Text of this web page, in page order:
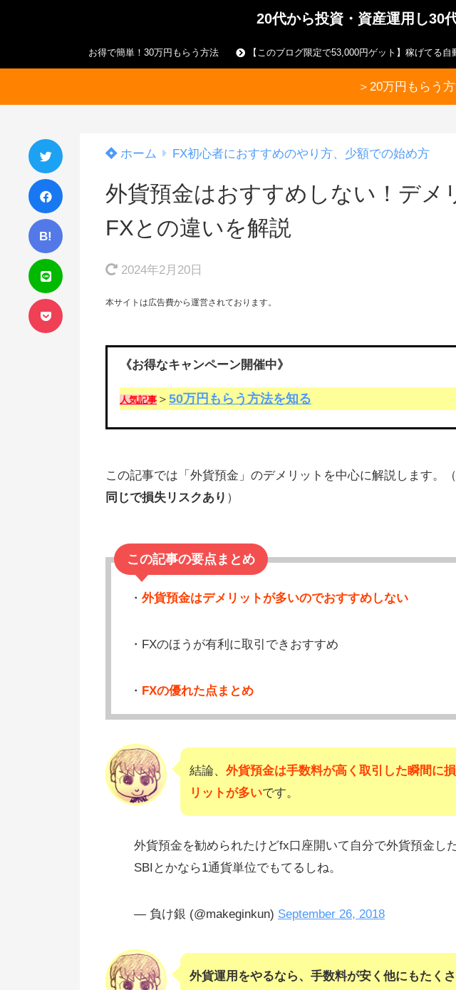
20代から投資・資産運用し30
お得で簡単！30万円もらう方法 【このブログ限定で53,000円ゲット】稼げてる自
＞20万円もらう
B!
ホーム FX初心者におすすめのやり方、少額での始め方
外貨預金はおすすめしない！デメ
FXとの違いを解説
2024年2月20日
本サイトは広告費から運営されております。
《お得なキャンペーン開催中》
人気記事 ＞ 50万円もらう方法を知る
この記事では「外貨預金」のデメリットを中心に解説します。（
同じで損失リスクあり ）
この記事の要点まとめ
・ 外貨預金はデメリットが多いのでおすすめしない
・FXのほうが有利に取引できおすすめ
・ FXの優れた点まとめ
結論、 外貨預金は手数料が高く取引した瞬間に
リットが多いです。
外貨預金を勧められたけどfx口座開いて自分で外貨預金した
SBIとかなら1通貨単位でもてるしね。
— 負け銀 (@makeginkun) September 26, 2018
外貨運用をやるなら、手数料が安く他にもたく